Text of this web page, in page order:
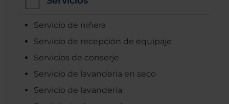
Servicio de niñera
Servicio de recepción de equipaje
Servicios de conserje
Servicio de lavanderia en seco
Servicio de lavandería